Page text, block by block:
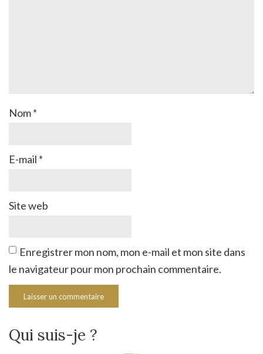
Nom*
E-mail *
Site web
Enregistrer mon nom, mon e-mail et mon site dans
le navigateur pour mon prochain commentaire.
Qui suis-je ?